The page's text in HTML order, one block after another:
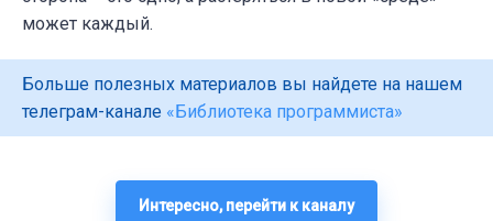
может каждый.
Больше полезных материалов вы найдете на нашем
телеграм-канале «Библиотека программиста»
Интересно, перейти к каналу